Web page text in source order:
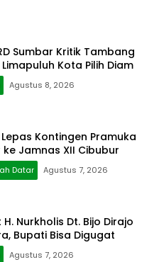
Sumbar Kritik Tambang
Kota Pilih Diam
Agustus 8, 2026
Kontingen Pramuka
Jamnas XII Cibubur
Datar Agustus 7, 2026
Nurkholis Dt. Bijo Dirajo
Bupati Bisa Digugat
Agustus 7, 2026